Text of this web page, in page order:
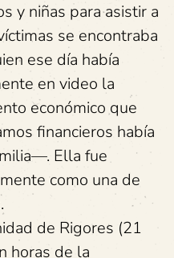
y niñas para asistir a
se encontraba
ese día había
en video la
económico que
financieros había
Ella fue
como una de
de Rigores (21
horas de la